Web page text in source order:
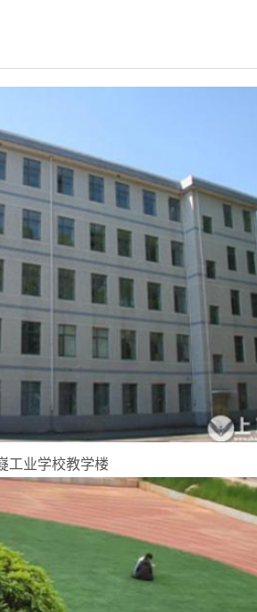
工业学校教学楼